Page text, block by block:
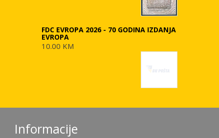
FDC EVROPA 2026 - 70 GODINA IZDANJA
EVROPA
10.00 KM
Informacije